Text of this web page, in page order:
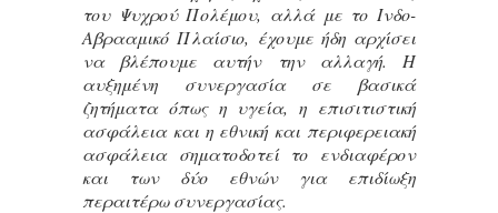
του Ψυχρού Πολέμου, αλλά με το Ινδο-
Αβρααμικό Πλαίσιο, έχουμε ήδη αρχίσει
να βλέπουμε αυτήν την αλλαγή. Η
αυξημένη συνεργασία σε βασικά
ζητήματα όπως η υγεία, η επισιτιστική
ασφάλεια και η εθνική και περιφερειακή
ασφάλεια σηματοδοτεί το ενδιαφέρον
και των δύο εθνών για επιδίωξη
περαιτέρω συνεργασίας.